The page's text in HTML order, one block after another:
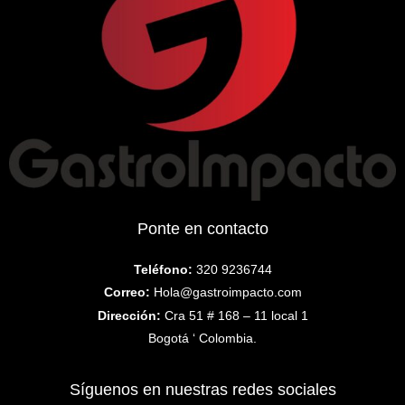
Ponte en contacto
Teléfono: 320 9236744
Correo: Hola@gastroimpacto.com
Dirección: Cra 51 # 168 – 11 local 1
Bogotá ‘ Colombia.
Síguenos en nuestras redes sociales